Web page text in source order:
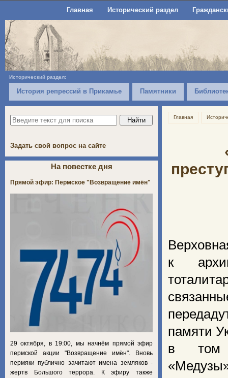
Главная Исторический раздел
Исторический раздел:
История репрессий в Прикамье Памятники
Главная
к
памяти
в том
Задать свой вопрос на сайте
На повестке дня
Прямой эфир: Пермское "Возвращение имён"
29 октября, в 19:00, мы начнём прямой эфир
пермской акции "Возвращение имён". Вновь
пермяки публично зачитают имена земляков -
жертв Большого террора. К эфиру также